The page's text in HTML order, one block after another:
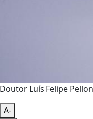
Doutor Luís Felipe
A-